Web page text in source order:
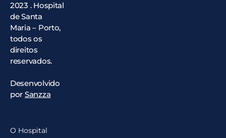
2023 . Hospital
de Santa
Maria – Porto,
todos os
direitos
reservados.
Desenvolvido
por Sanzza
O Hospital